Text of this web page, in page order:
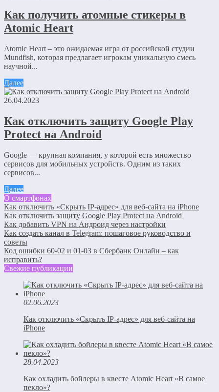
Как получить атомные стикеры в
Atomic Heart
Atomic Heart – это ожидаемая игра от российской студии
Mundfish, которая предлагает игрокам уникальную смесь
научной...
Далее
26.04.2023
Как отключить защиту Google Play
Protect на Android
Google — крупная компания, у которой есть множество
сервисов для мобильных устройств. Одним из таких
сервисов...
Далее
О смартфонах
Как отключить «Скрыть IP-адрес» для веб-сайта на iPhone
Как отключить защиту Google Play Protect на Android
Как добавить VPN на Андроид через настройки
Как создать канал в Telegram: пошаговое руководство и
советы
Код ошибки 60-02 и 01-03 в Сбербанк Онлайн – как
исправить?
Свежие публикации
02.06.2023
Как отключить «Скрыть IP-адрес» для веб-сайта на
iPhone
28.04.2023
Как охладить бойлеры в квесте Atomic Heart «В самое
пекло»?